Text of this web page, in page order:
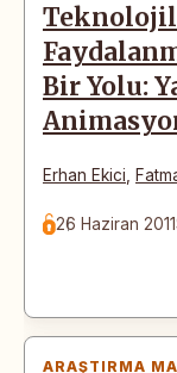
Bir Yolu:
Erhan Ekici
26 Haziran 2011
ARAŞTIRMA